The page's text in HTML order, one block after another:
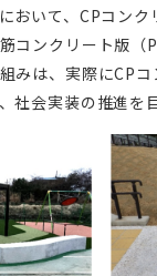
おいて、CPコン
コンクリート版（
みは、実際にCP
社会実装の推進を